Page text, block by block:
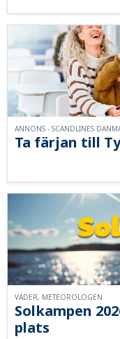
Ta färjan till
ANNONS - SCANDLINES
Solkampen
plats
VÄDER, METEOROLOGEN